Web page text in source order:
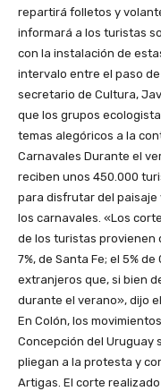
repartirá folletos y
informará a los turistas
con la instalación de
intervalo entre el paso
secretario de Cultura,
que los grupos
temas alegóricos a la
Carnavales Durante el
reciben unos 450.000
para disfrutar del paisaje
los carnavales. «Los
de los turistas provienen
7%, de Santa Fe; el 5%
extranjeros que, si bien
durante el verano», dijo
En Colón, los
Concepción del Uruguay
pliegan a la protesta y
Artigas. El corte